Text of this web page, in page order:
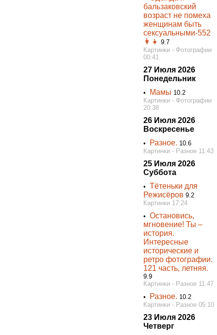
бальзаковский
возраст не помеха
женщинам быть
сексуальными-552
👩👧 9.7
Картинки - Фотографии
00:41
27 Июля 2026
Понедельник
• Мамы 10.2
Картинки - Фотографии
20:38
26 Июля 2026
Воскресенье
• Разное. 10.6
Картинки - Разное 11:43
25 Июля 2026
Суббота
• Тётеньки для
Режисёров 9.2
Картинки 17:24
•Остановись,
мгновение! Ты –
история.
Интересные
исторические и
ретро фотографии.
121 часть, летняя.
9.9
Картинки - Разное 11:47
•
Разное. 10.2
Картинки - Разное 05:10
23 Июля 2026
Четверг